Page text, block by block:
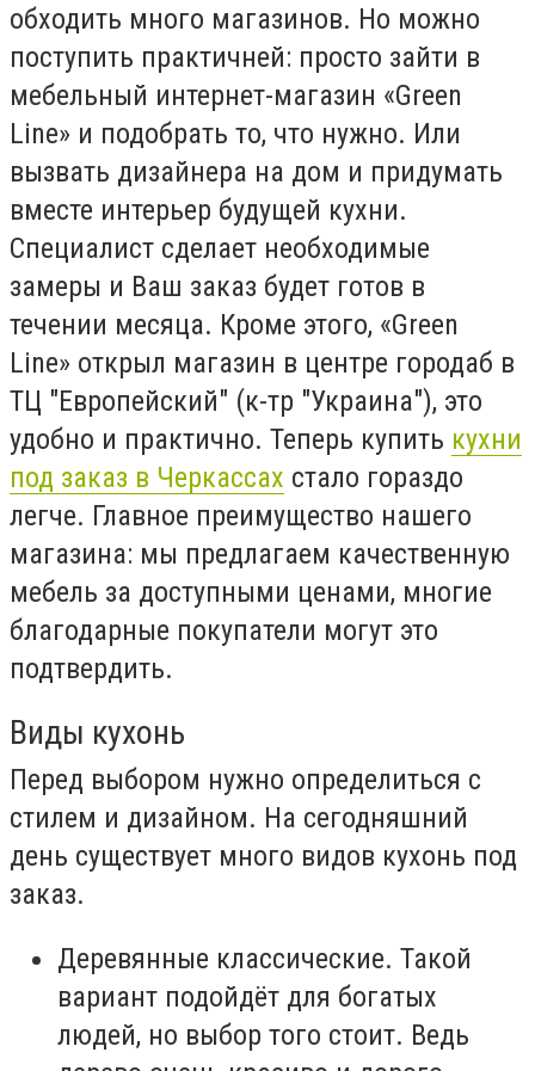
обходить много магазинов. Но можно
поступить практичней: просто зайти в
мебельный интернет-магазин «Green
Line» и подобрать то, что нужно. Или
вызвать дизайнера на дом и придумать
вместе интерьер будущей кухни.
Специалист сделает необходимые
замеры и Ваш заказ будет готов в
течении месяца. Кроме этого, «Green
Line» открыл магазин в центре городаб в
ТЦ "Европейский" (к-тр "Украина"), это
удобно и практично. Теперь купить кухни
под заказ в Черкассах стало гораздо
легче. Главное преимущество нашего
магазина: мы предлагаем качественную
мебель за доступными ценами, многие
благодарные покупатели могут это
подтвердить.
Виды кухонь
Перед выбором нужно определиться с
стилем и дизайном. На сегодняшний
день существует много видов кухонь под
заказ.
Деревянные классические. Такой
вариант подойдёт для богатых
людей, но выбор того стоит. Ведь